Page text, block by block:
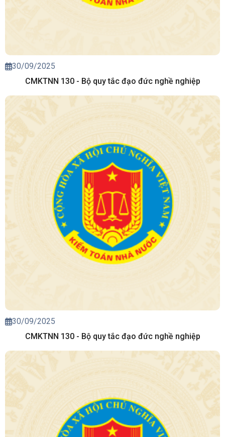
30/09/2025
CMKTNN 130 - Bộ quy tắc đạo đức nghề nghiệp
30/09/2025
CMKTNN 130 - Bộ quy tắc đạo đức nghề nghiệp